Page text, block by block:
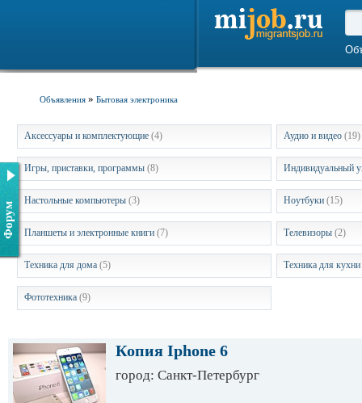
Форум
Объявления » Бытовая электроника
Аксессуары и комплектующие (4) Аудио и видео (19)
Игры, приставки, программы (8) Индивидуальный
Настольные компьютеры (3) Ноутбуки (15)
Планшеты и электронные книги (7) Телевизоры (2)
Техника для дома (5) Техника для кухни
Фототехника (9)
Копия Iphone 6
город: Санкт-Петербург